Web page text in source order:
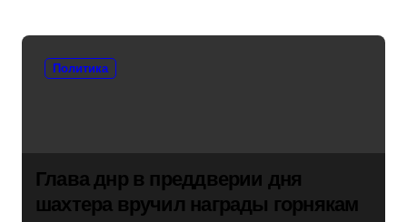
Политика
Глава днр в преддверии дня
шахтера вручил награды горнякам